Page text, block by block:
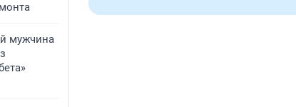
мужчина